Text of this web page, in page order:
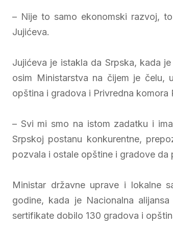
– Nije to samo ekonomski razvoj,
Јujićeva.
Јujićeva je istakla da Srpska, kada
osim Ministarstva na čijem je čelu,
opština i gradova i Privredna komora
– Svi mi smo na istom zadatku i
Srpskoj postanu konkurentne,
pozvala i ostale opštine i gradove
Ministar državne uprave i lokalne
godine, kada je Nacionalna
sertifikate dobilo 130 gradova i